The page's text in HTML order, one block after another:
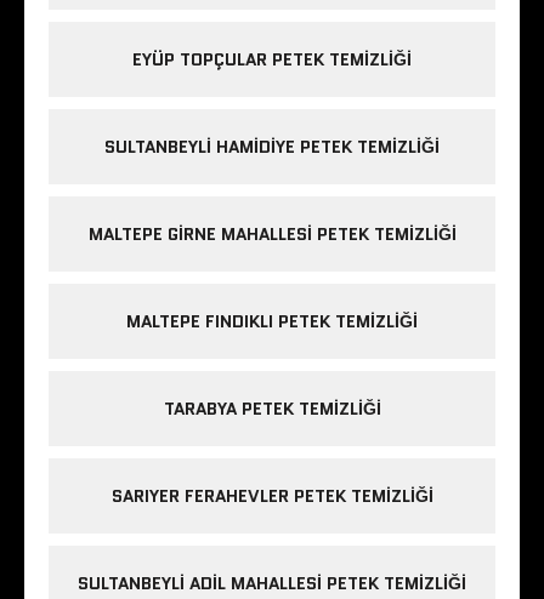
EYÜP TOPÇULAR PETEK TEMIZLIĞI
SULTANBEYLI HAMIDIYE PETEK TEMIZLIĞI
MALTEPE GIRNE MAHALLESI PETEK TEMIZLIĞI
MALTEPE FINDIKLI PETEK TEMIZLIĞI
TARABYA PETEK TEMIZLIĞI
SARIYER FERAHEVLER PETEK TEMIZLIĞI
SULTANBEYLI ADIL MAHALLESI PETEK TEMIZLIĞI